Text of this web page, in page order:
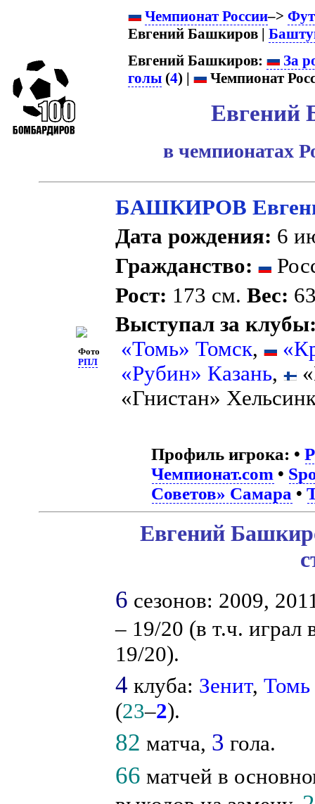
Чемпионат России–>
Евгений Башкиров |
Евгений Башкиров:
За
голы (4) | Чемпионат
Евгений
в чемпионатах
Фото
РПЛ
БАШКИРОВ
Дата рождения: 6
Гражданство:
Рост: 173 см.Вес:
Выступал за
«Томь» Томск,
«Рубин» Казань,
«Гнистан»
Профиль игрока: •
Чемпионат.com •
Советов» Самара •
Евгений
6 сезонов: 2009,
– 19/20 (в т.ч. играл
19/20).
4 клуба: Зенит,Томь
(23–2).
82 матча, 3 гола.
66 матчей в